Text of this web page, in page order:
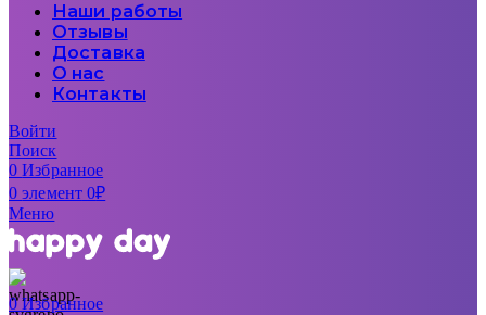
Наши работы
Отзывы
Доставка
О нас
Контакты
Войти
Поиск
0Избранное
0элемент 0₽
Меню
0Избранное